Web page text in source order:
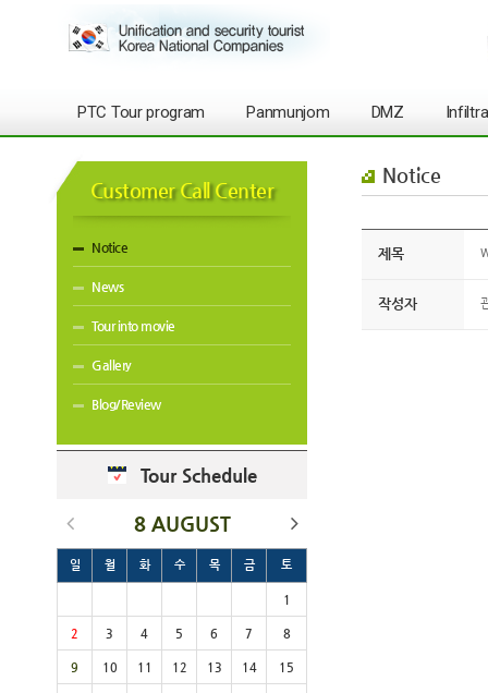
PTC Tour program Panmunjom DMZ
Customer Call Center
Notice
News
Tour into movie
Gallery
Blog/Review
Tour Schedule
8 AUGUST
일 월 화 수 목 금 토
1
2 3 4 5 6 7 8
9 10 11 12 13 14 15
Notice
제목
작성자